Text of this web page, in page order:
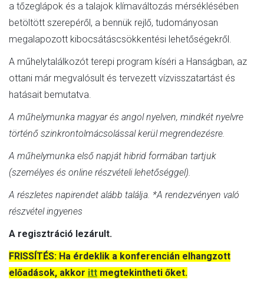
a tőzeglápok és a talajok klímaváltozás mérséklésében
betöltött szerepéről, a bennük rejlő, tudományosan
megalapozott kibocsátáscsökkentési lehetőségekről.
A műhelytalálkozót terepi program kíséri a Hanságban, az
ottani már megvalósult és tervezett vízvisszatartást és
hatásait bemutatva.
A műhelymunka magyar és angol nyelven, mindkét nyelvre
történő szinkrontolmácsolással kerül megrendezésre.
A műhelymunka első napját hibrid formában tartjuk
(személyes és online részvételi lehetőséggel).
A részletes napirendet alább találja. *A rendezvényen való
részvétel ingyenes
A regisztráció lezárult.
FRISSÍTÉS: Ha érdeklik a konferencián elhangzott
előadások, akkor itt megtekintheti őket.